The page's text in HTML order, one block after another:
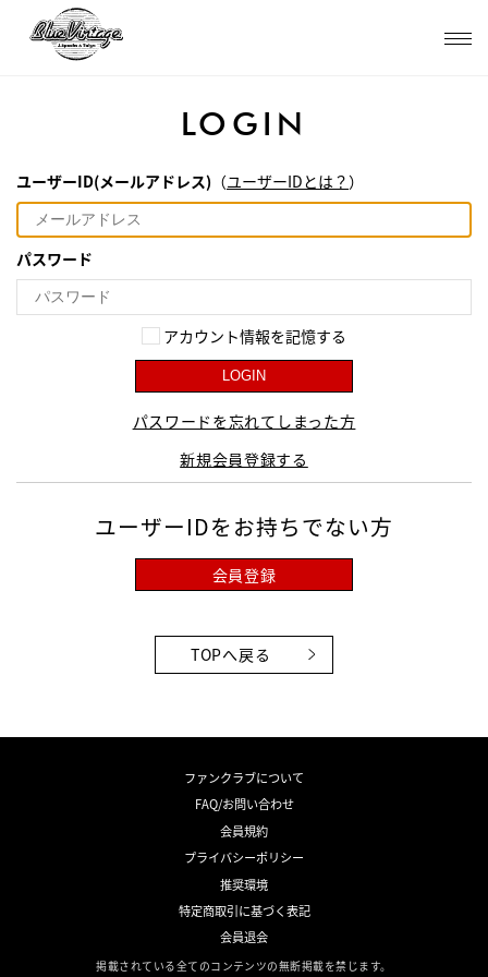
LOGIN
ユーザーID(メールアドレス) （ユーザーIDとは？）
パスワード
アカウント情報を記憶する
LOGIN
パスワードを忘れてしまった方
新規会員登録する
ユーザーIDをお持ちでない方
会員登録
TOPへ戻る
ファンクラブについて
FAQ/お問い合わせ
会員規約
プライバシーポリシー
推奨環境
特定商取引に基づく表記
会員退会
掲載されている全てのコンテンツの無断掲載を禁じます。